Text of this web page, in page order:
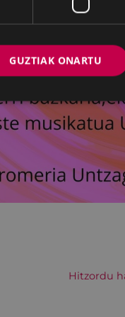
Hitzordu
GUZTIAK ONARTU